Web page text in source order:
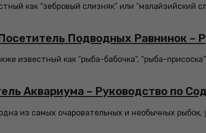
как “зебровый слизняк” или “малайзийский
Подводных Равнинок –
известный как “рыба-бабочка”, “рыба-
Аквариума – Руководство по
из самых очаровательных и необычных